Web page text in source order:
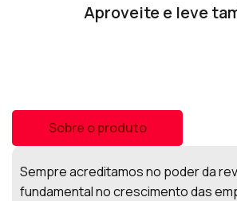
Aproveite e leve
Sobre o produto
Sempre acreditamos no poder da
fundamental no crescimento das